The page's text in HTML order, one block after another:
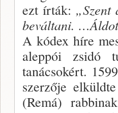
ezt írták:
beváltani.
A kódex híre
aleppói zsidó
tanácsokért.
szerzője
(Remá)